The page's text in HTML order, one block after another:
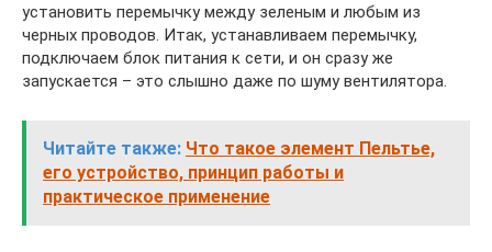
установить перемычку между зеленым и любым из
черных проводов. Итак, устанавливаем перемычку,
подключаем блок питания к сети, и он сразу же
запускается – это слышно даже по шуму вентилятора.
Читайте также: Что такое элемент Пельтье,
его устройство, принцип работы и
практическое применение